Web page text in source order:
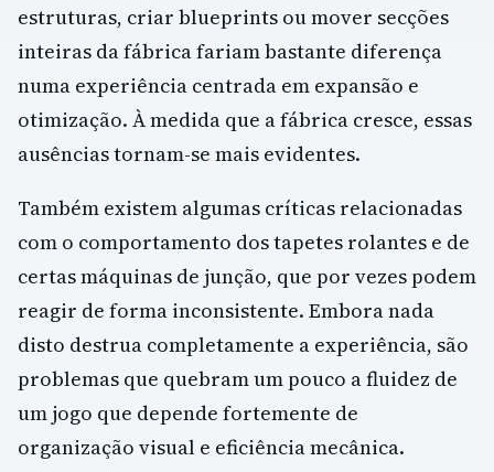
estruturas, criar blueprints ou mover secções
inteiras da fábrica fariam bastante diferença
numa experiência centrada em expansão e
otimização. À medida que a fábrica cresce, essas
ausências tornam-se mais evidentes.
Também existem algumas críticas relacionadas
com o comportamento dos tapetes rolantes e de
certas máquinas de junção, que por vezes podem
reagir de forma inconsistente. Embora nada
disto destrua completamente a experiência, são
problemas que quebram um pouco a fluidez de
um jogo que depende fortemente de
organização visual e eficiência mecânica.